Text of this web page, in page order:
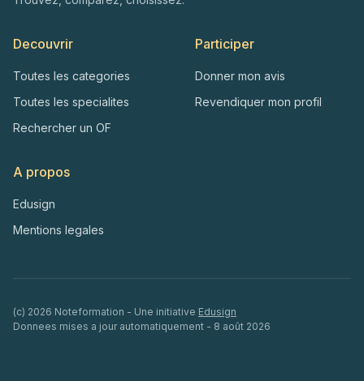
Decouvrir
Toutes les categories
Toutes les specialites
Rechercher un OF
Participer
Donner mon avis
Revendiquer mon profil
A propos
Edusign
Mentions legales
(c) 2026 Noteformation - Une initiative Edusign
Donnees mises a jour automatiquement - 8 août 2026